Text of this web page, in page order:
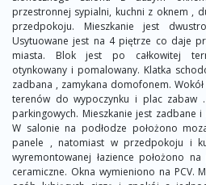
przestronnej sypialni, kuchni z oknem ,
przedpokoju. Mieszkanie jest
Usytuowane jest na 4 piętrze co daje
miasta. Blok jest po całkowitej
otynkowany i pomalowany. Klatka
zadbana , zamykana domofonem.
terenów do wypoczynku i plac zabaw
parkingowych. Mieszkanie jest zadbane
W salonie na podłodze położono
panele , natomiast w przedpokoju i
wyremontowanej łazience położono
ceramiczne. Okna wymieniono na PCV.